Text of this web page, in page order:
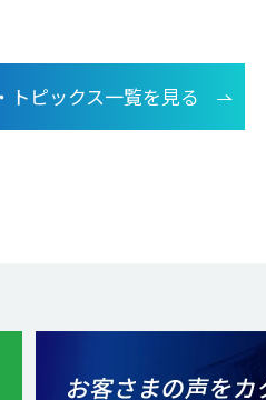
トピックス一覧を見る